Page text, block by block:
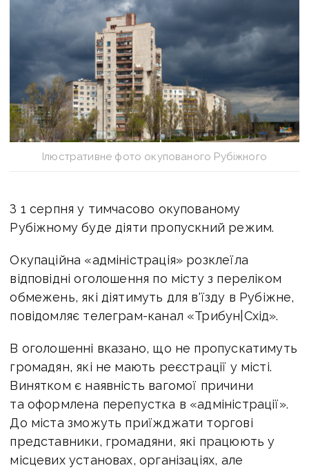
Ілюстративне фото окупованого Рубіжного
З 1 серпня у тимчасово окупованому
Рубіжному буде діяти пропускний режим.
Окупаційна «адміністрація» розклеїла
відповідні оголошення по місту з переліком
обмежень, які діятимуть для в'їзду в Рубіжне,
повідомляє телеграм-канал «Трибун|Схід».
В оголошенні вказано, що не пропускатимуть
громадян, які не мають реєстрації у місті.
Винятком є наявність вагомої причини
та оформлена перепустка в «адміністрації».
До міста зможуть приїжджати торгові
представники, громадяни, які працюють у
місцевих установах, організаціях, але